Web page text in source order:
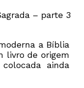
– parte 3
a Bíblia
livro de origem
ainda